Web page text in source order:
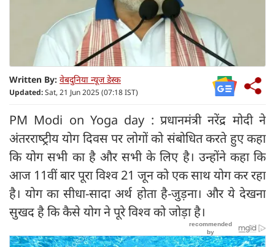
Written By: वेबदुनिया न्यूज डेस्क
Updated:Sat, 21 Jun 2025 (07:18 IST)
PM Modi on Yoga day : प्रधानमंत्री नरेंद्र मोदी ने
अंतरराष्‍ट्रीय योग दिवस पर लोगों को संबोधित करते हुए कहा
कि योग सभी का है और सभी के लिए है। उन्होंने कहा कि
आज 11वीं बार पूरा विश्व 21 जून को एक साथ योग कर रहा
है। योग का सीधा-सादा अर्थ होता है-जुड़ना। और ये देखना
सुखद है कि कैसे योग ने पूरे विश्व को जोड़ा है।